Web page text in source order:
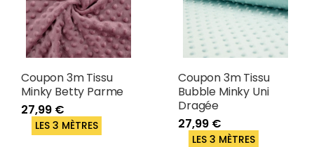
Coupon 3m Tissu
Minky Betty Parme
27,99 €
LES 3 MÈTRES
Coupon 3m Tissu
Bubble Minky Uni
Dragée
27,99 €
LES 3 MÈTRES